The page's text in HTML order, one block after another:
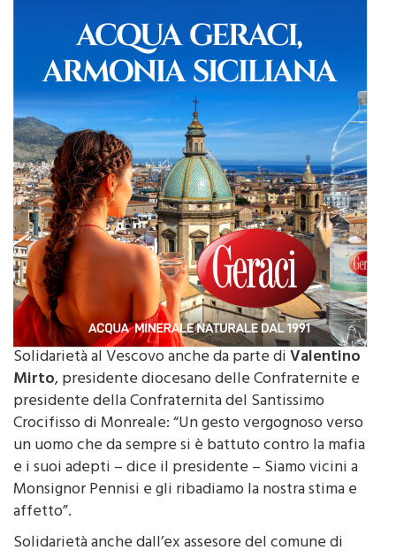
Solidarietà al Vescovo anche da parte diValentino
Mirto, presidente diocesano delle Confraternite e
presidente della Confraternita del Santissimo
Crocifisso di Monreale: “Un gesto vergognoso verso
un uomo che da sempre si è battuto contro la mafia
e i suoi adepti – dice il presidente – Siamo vicini a
Monsignor Pennisi e gli ribadiamo la nostra stima e
affetto”.
Solidarietà anche dall’ex assesore del comune di